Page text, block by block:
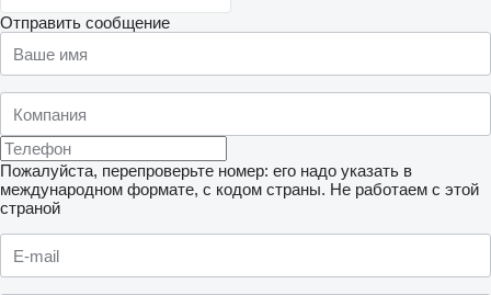
Отправить сообщение
Пожалуйста, перепроверьте номер: его надо указать в
международном формате, с кодом страны. Не работаем с этой
страной